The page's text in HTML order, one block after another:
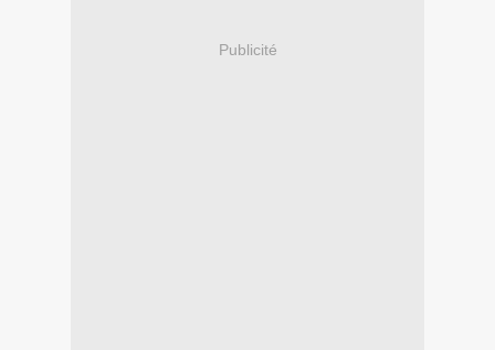
Publicité